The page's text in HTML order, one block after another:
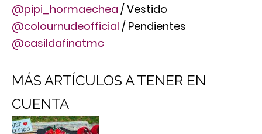
@pipi_hormaechea / Vestido
@colournudeofficial / Pendientes
@casildafinatmc
MÁS ARTÍCULOS A TENER EN
CUENTA